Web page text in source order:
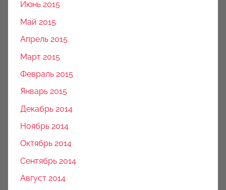
Июнь 2015
Май 2015
Апрель 2015
Март 2015
Февраль 2015
Январь 2015
Декабрь 2014
Ноябрь 2014
Октябрь 2014
Сентябрь 2014
Август 2014